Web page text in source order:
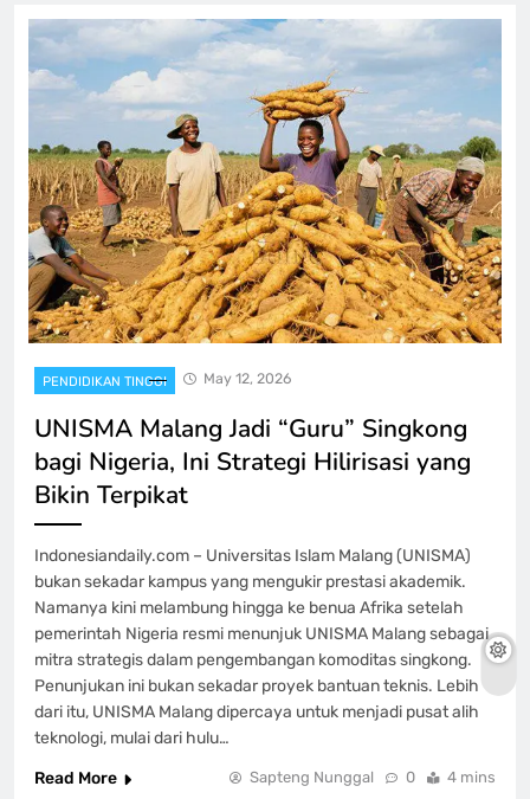
PENDIDIKAN TINGGI May 12, 2026
UNISMA Malang Jadi “Guru” Singkong
bagi Nigeria, Ini Strategi Hilirisasi yang
Bikin Terpikat
Indonesiandaily.com – Universitas Islam Malang (UNISMA)
bukan sekadar kampus yang mengukir prestasi akademik.
Namanya kini melambung hingga ke benua Afrika setelah
pemerintah Nigeria resmi menunjuk UNISMA Malang sebagai
mitra strategis dalam pengembangan komoditas singkong.
Penunjukan ini bukan sekadar proyek bantuan teknis. Lebih
dari itu, UNISMA Malang dipercaya untuk menjadi pusat alih
teknologi, mulai dari hulu…
Read More
Sapteng Nunggal 0 4 mins